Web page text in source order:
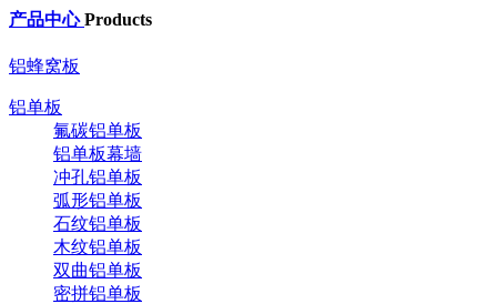
产品中心Products
铝蜂窝板
铝单板
氟碳铝单板
铝单板幕墙
冲孔铝单板
弧形铝单板
石纹铝单板
木纹铝单板
双曲铝单板
密拼铝单板